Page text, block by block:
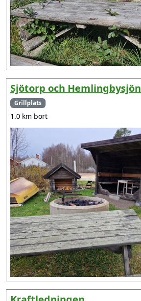
Sjötorp och Hemlingbysjön
Grillplats
1.0 km bort